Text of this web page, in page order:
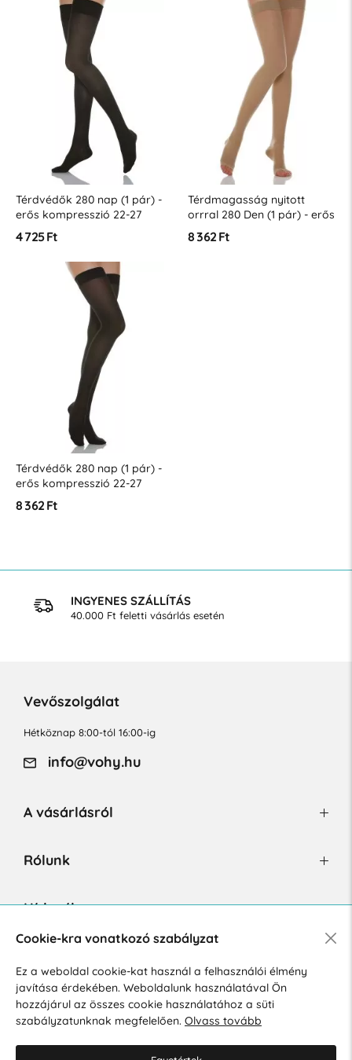
Térdvédők 280 nap (1 pár) -
erős kompresszió 22-27
Hgmm
4 725 Ft
Térdmagasság nyitott
orrral 280 Den (1 pár) - erős
kompressziós fok 22-27
Hgmm
8 362 Ft
Térdvédők 280 nap (1 pár) -
erős kompresszió 22-27
Hgmm
8 362 Ft
INGYENES SZÁLLÍTÁS
40.000 Ft feletti vásárlás esetén
Vevőszolgálat
Hétköznap 8:00-tól 16:00-ig
info@vohy.hu
A vásárlásról
Rólunk
Hírlevél
Hozzájárulok a személyes adatok marketing célú kezeléséhez.
Személyes adatok védelmére vonatkozó szabályzat.
Cookie-kra vonatkozó szabályzat
Ez a weboldal cookie-kat használ a felhasználói élmény
javítása érdekében. Weboldalunk használatával Ön
hozzájárul az összes cookie használatához a süti
szabályzatunknak megfelelően. Olvass tovább